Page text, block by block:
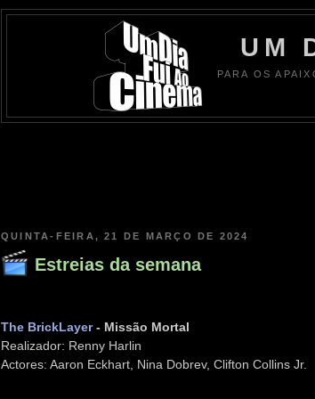
UM
PARA OS
QUINTA-FEIRA, 21 DE MARÇO DE 2024
Estreias da semana
The BrickLayer- Missão Mortal
Realizador: Renny Harlin
Actores: Aaron Eckhart, Nina Dobrev, Clifton Collins Jr.